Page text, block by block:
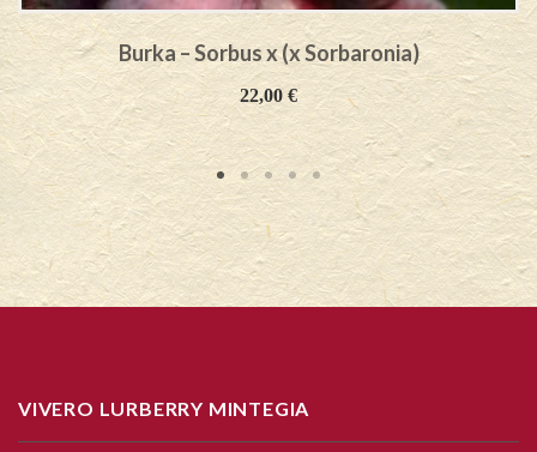
Burka – Sorbus x (x Sorbaronia)
22,00 €
VIVERO LURBERRY MINTEGIA